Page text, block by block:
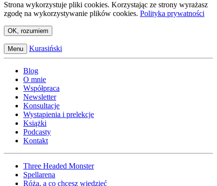
Strona wykorzystuje pliki cookies. Korzystając ze strony wyrażasz
zgodę na wykorzystywanie plików cookies. Polityka prywatności
OK, rozumiem
Menu Kurasiński
Blog
O mnie
Współpraca
Newsletter
Konsultacje
Wystąpienia i prelekcje
Książki
Podcasty
Kontakt
Three Headed Monster
Spellarena
Róża, a co chcesz wiedzieć